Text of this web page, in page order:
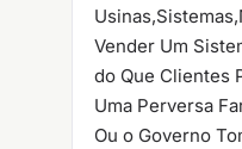
Vender Um
do Que Clientes
Uma Perversa
Ou o Governo